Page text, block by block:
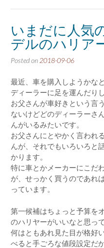
いまだに人気
デルのハリア
Posted on 2018-09-06
最近、車を購入しようかな
ディーラーに足を運んだり
お父さんが車好きという言
ないけどどのディーラーさ
んがいるみたいです。
お父さんにとやかく言われ
んが、それでもいろいろと
かります。
特に車とかメーカーにこだ
が、せっかく買うのであれ
っています。
第一候補はちょっと予算を
のハリヤーがいいなと思っ
何はともあれ見た目が格好
べると手ごろな値段設定だ